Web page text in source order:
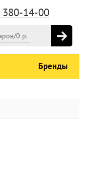
380-14-00
/0 р.
Бренды